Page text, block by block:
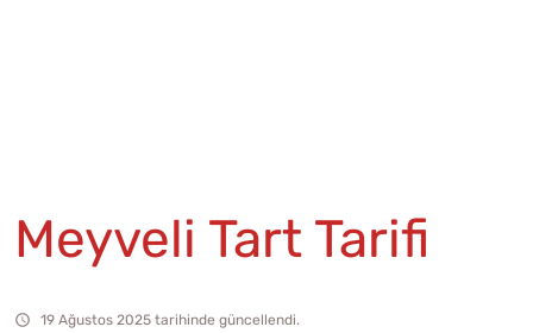
Meyveli Tart Tarifi
19 Ağustos 2025 tarihinde güncellendi.